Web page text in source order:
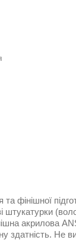
фінішної
штукатурки
акрилова
здатність. Не